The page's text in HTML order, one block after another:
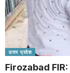
उत्तर प्रदेश
Firozabad FIR: